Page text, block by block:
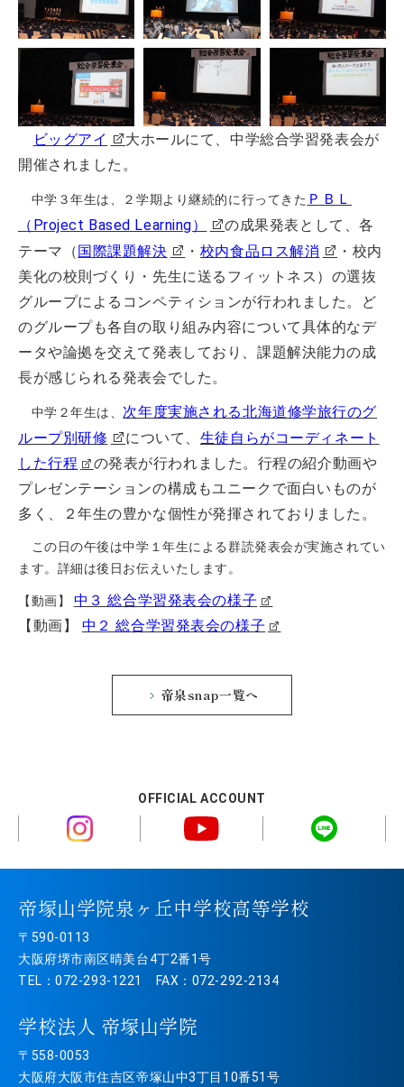
ビッグアイ
大ホールにて、中学総合学習発表会が
開催されました。
中学３年生は、２学期より継続的に行ってきた ＰＢＬ
（Project Based Learning）
の成果発表として、各
テーマ（ 国際課題解決 ・ 校内食品ロス解消
・校内
美化の校則づくり・先生に送るフィットネス）の選抜
グループによるコンペティションが行われました。ど
のグループも各自の取り組み内容について具体的なデ
ータや論拠を交えて発表しており、課題解決能力の成
長が感じられる発表会でした。
中学２年生は、 次年度実施される北海道修学旅行のグ
ループ別研修
について、 生徒自らがコーディネート
した行程
の発表が行われました。行程の紹介動画や
プレゼンテーションの構成もユニークで面白いものが
多く、２年生の豊かな個性が発揮されておりました。
この日の午後は中学１年生による群読発表会が実施されてい
ます。詳細は後日お伝えいたします。
​【動画】 中３ 総合学習発表会の様子
【動画】 中２ 総合学習発表会の様子
帝泉snap一覧へ
OFFICIAL ACCOUNT
帝塚山学院泉ヶ丘中学校高等学校
〒590-0113
大阪府堺市南区晴美台4丁2番1号
TEL：072-293-1221 FAX：072-292-2134
学校法人 帝塚山学院
〒558-0053
大阪府大阪市住吉区帝塚山中3丁目10番51号